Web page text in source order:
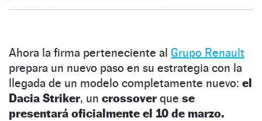
Ahora la firma perteneciente al Grupo Renault
prepara un nuevo paso en su estrategia con la
llegada de un modelo completamente nuevo: el
Dacia Striker, un crossoverque se
presentará oficialmente el 10 de marzo.